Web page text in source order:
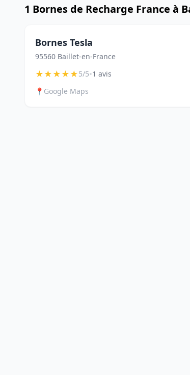
1 Bornes de Recharge France à
Bornes Tesla
95560 Baillet-en-France
★★★★★5/5•1 avis
📍 Google Maps